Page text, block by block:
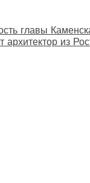
главы
архитектор из